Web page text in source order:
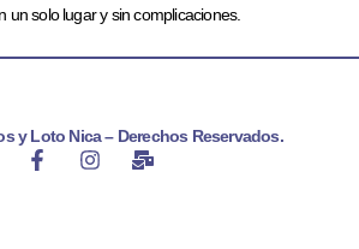
un solo lugar y sin complicaciones.
y Loto Nica – Derechos Reservados.
F
I
M